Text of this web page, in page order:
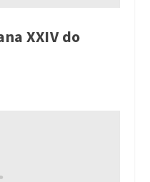
XXIV do